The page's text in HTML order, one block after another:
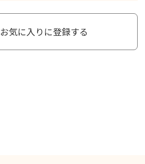
お気に入りに登録する